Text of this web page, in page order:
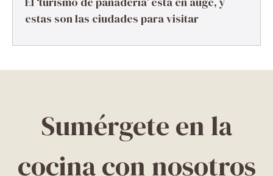
estas son las ciudades para visitar
Sumérgete en la
cocina con nosotros